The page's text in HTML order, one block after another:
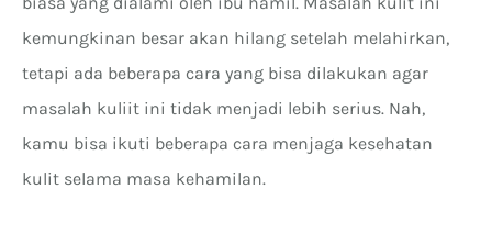
kemungkinan besar akan hilang setelah melahirkan,
tetapi ada beberapa cara yang bisa dilakukan agar
masalah kuliit ini tidak menjadi lebih serius. Nah,
kamu bisa ikuti beberapa cara menjaga kesehatan
kulit selama masa kehamilan.